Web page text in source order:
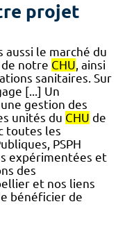
projet
aussi le marché du
notre CHU , ainsi
sanitaires. Sur
[...] Un
gestion des
unités du CHU de
toutes les
PSPH
expérimentées et
des
et nos liens
bénéficier de